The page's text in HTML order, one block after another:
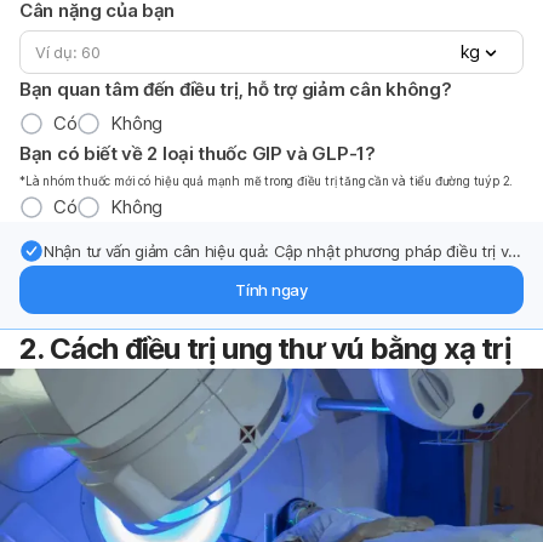
Cân nặng của bạn
kg
Bạn quan tâm đến điều trị, hỗ trợ giảm cân không?
Có
Không
Bạn có biết về 2 loại thuốc GIP và GLP-1?
*Là nhóm thuốc mới có hiệu quả mạnh mẽ trong điều trị tăng cần và tiểu đường tuýp 2.
Có Không
Nhận tư vấn giảm cân hiệu quả: Cập nhật phương pháp điều trị và
Tính ngay
2. Cách điều trị ung thư vú bằng xạ trị